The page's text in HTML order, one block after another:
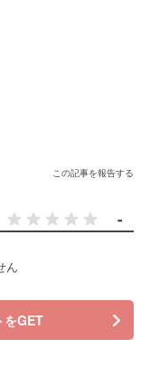
この記事を報告する
-
ん
をGET